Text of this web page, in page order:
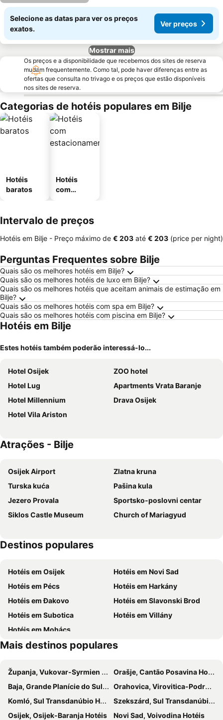
Selecione as datas para ver os preços
exatos.
Ver preços
Mostrar mais
Os preços e a disponibilidade que recebemos dos sites de reserva
mudam frequentemente. Como tal, pode haver diferenças entre as
ofertas que consulta no trivago e os preços que estão disponíveis
nos sites de reserva.
Categorias de hotéis populares em Bilje
Hotéis
baratos
Hotéis
com
Intervalo de preços
Hotéis em Bilje - Preço máximo de ‎€ 203 até ‎€ 203 (price per night)
Perguntas Frequentes sobre Bilje
Quais são os melhores hotéis em Bilje?
Quais são os melhores hotéis de luxo em Bilje?
Quais são os melhores hotéis que aceitam animais de estimação em
Bilje?
Quais são os melhores hotéis com spa em Bilje?
Quais são os melhores hotéis com piscina em Bilje?
Hotéis em Bilje
Estes hotéis também poderão interessá-lo...
Hotel Osijek
ZOO hotel
Hotel Lug
Apartments Vrata Baranje
Hotel Millennium
Drava Osijek
Hotel Vila Ariston
Atrações - Bilje
Osijek Airport
Zlatna kruna
Turska kuća
Pašina kula
Jezero Provala
Sportsko-poslovni centar
Siklos Castle Museum
Church of Mariagyud
Destinos populares
Hotéis em Osijek
Hotéis em Novi Sad
Hotéis em Pécs
Hotéis em Harkány
Hotéis em Đakovo
Hotéis em Slavonski Brod
Hotéis em Subotica
Hotéis em Villány
Hotéis em Mohács
Mais destinos populares
Županja, Vukovar-Syrmien Hotéis
Orašje, Cantão Posavina Hotéis
Baja, Grande Planície do Sul Hotéis
Orahovica, Virovitica-Podravina Hotéis
Komló, Sul Transdanúbio Hotéis
Szekszárd, Sul Transdanúbio Hotéis
Osijek, Osijek-Baranja Hotéis
Novi Sad, Voivodina Hotéis